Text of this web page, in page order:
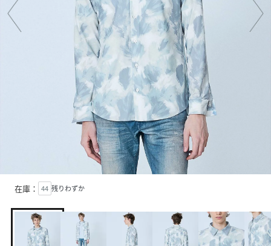
在庫： 44 残りわずか